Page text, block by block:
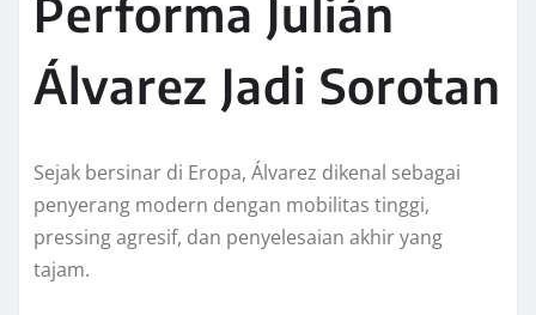
Performa Julián
Álvarez Jadi Sorotan
Sejak bersinar di Eropa, Álvarez dikenal sebagai
penyerang modern dengan mobilitas tinggi,
pressing agresif, dan penyelesaian akhir yang
tajam.